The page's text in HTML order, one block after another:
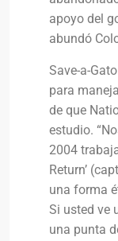
apoyo del
abundó
Save-a-
para
de que
estudio.
2004
Return’
una forma
Si usted ve
una punta